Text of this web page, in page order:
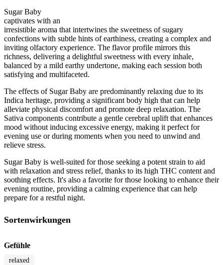
Sugar Baby
captivates with an
irresistible aroma that intertwines the sweetness of sugary
confections with subtle hints of earthiness, creating a complex and
inviting olfactory experience. The flavor profile mirrors this
richness, delivering a delightful sweetness with every inhale,
balanced by a mild earthy undertone, making each session both
satisfying and multifaceted.
The effects of Sugar Baby are predominantly relaxing due to its
Indica heritage, providing a significant body high that can help
alleviate physical discomfort and promote deep relaxation. The
Sativa components contribute a gentle cerebral uplift that enhances
mood without inducing excessive energy, making it perfect for
evening use or during moments when you need to unwind and
relieve stress.
Sugar Baby is well-suited for those seeking a potent strain to aid
with relaxation and stress relief, thanks to its high THC content and
soothing effects. It's also a favorite for those looking to enhance their
evening routine, providing a calming experience that can help
prepare for a restful night.
Sortenwirkungen
Gefühle
relaxed